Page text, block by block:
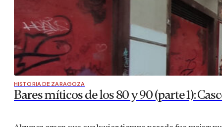
HISTORIA DE ZARAGOZA
Bares míticos de los 80 y 90 (parte 1):